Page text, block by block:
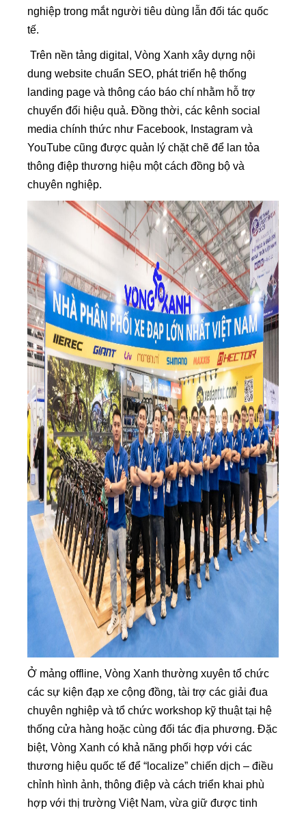
nghiệp trong mắt người tiêu dùng lẫn đối tác quốc
tế.
Trên nền tảng digital, Vòng Xanh xây dựng nội
dung website chuẩn SEO, phát triển hệ thống
landing page và thông cáo báo chí nhằm hỗ trợ
chuyển đổi hiệu quả. Đồng thời, các kênh social
media chính thức như Facebook, Instagram và
YouTube cũng được quản lý chặt chẽ để lan tỏa
thông điệp thương hiệu một cách đồng bộ và
chuyên nghiệp.
Ở mảng offline, Vòng Xanh thường xuyên tổ chức
các sự kiện đạp xe cộng đồng, tài trợ các giải đua
chuyên nghiệp và tổ chức workshop kỹ thuật tại hệ
thống cửa hàng hoặc cùng đối tác địa phương. Đặc
biệt, Vòng Xanh có khả năng phối hợp với các
thương hiệu quốc tế để “localize” chiến dịch – điều
chỉnh hình ảnh, thông điệp và cách triển khai phù
hợp với thị trường Việt Nam, vừa giữ được tinh